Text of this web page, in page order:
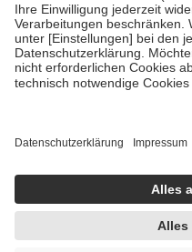
• Untersuchungen zur
GKV getragen werden
• empfohlenen
• Harn- und Blutteststreifen
getroffen, um sicherzustellen,
https://help.etrusted.com/hc/
Einige Bilder und Inhalte